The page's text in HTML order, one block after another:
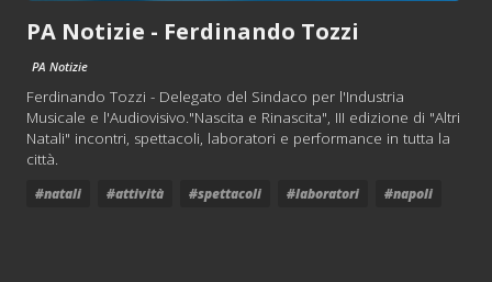
PA Notizie - Ferdinando Tozzi
PA Notizie
Ferdinando Tozzi - Delegato del Sindaco per l'Industria
Musicale e l'Audiovisivo."Nascita e Rinascita", III edizione di "Altri
Natali" incontri, spettacoli, laboratori e performance in tutta la
città.
#natali #attività #spettacoli #laboratori #napoli